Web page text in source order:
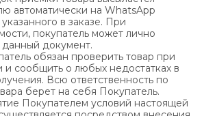
автоматически на WhatsApp
в заказе. При
покупатель может лично
данный документ.
обязан проверить товар при
и сообщить о любых недостатках в
Всю ответственность по
берет на себя Покупатель.
Покупателем условий настоящей